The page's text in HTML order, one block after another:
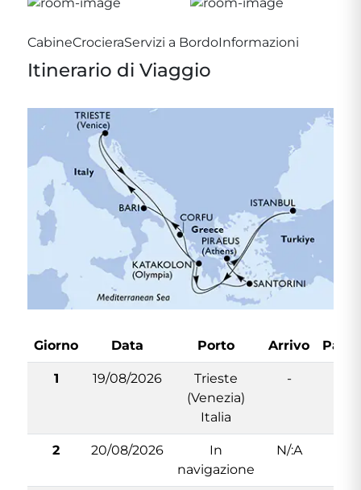
CabineCrocieraServizi a BordoInformazioni
Itinerario di Viaggio
Giorno Data Porto Arrivo
1 19/08/2026
Trieste
(Venezia)
Italia
-
2 20/08/2026
In
navigazione
N/:A